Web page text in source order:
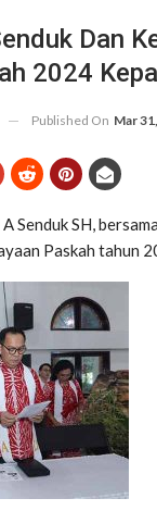
Dan
2024
Published On Mar
Senduk SH,
Paskah tahun